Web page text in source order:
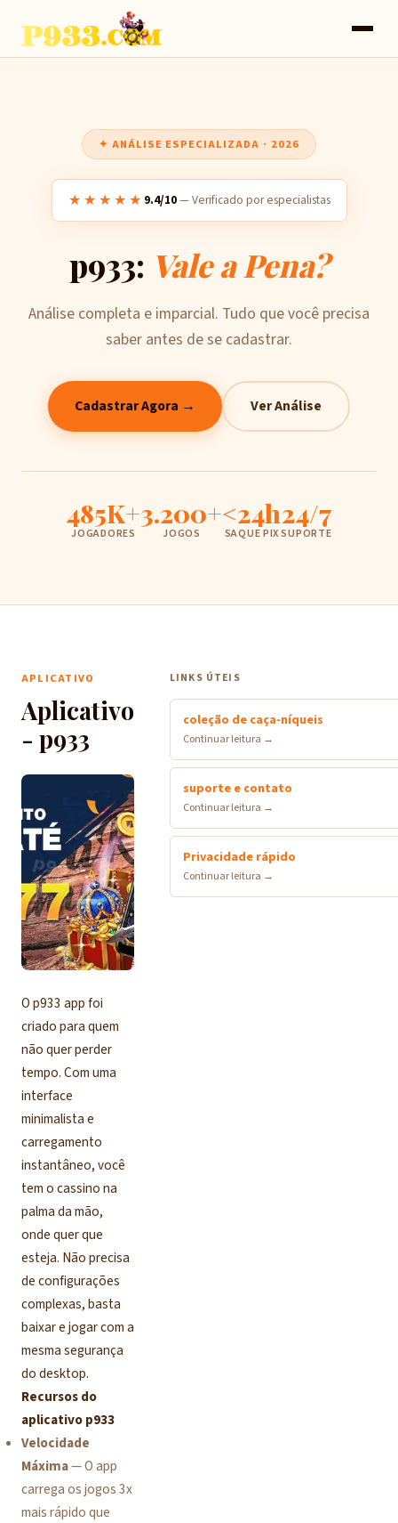
✦ ANÁLISE ESPECIALIZADA · 2026
★★★★★ 9.4/10— Verificado por especialistas
p933: Vale a Pena?
Análise completa e imparcial. Tudo que você precisa
saber antes de se cadastrar.
Cadastrar Agora → Ver Análise
485K+
JOGADORES
3.200+
JOGOS
<24h
SAQUE PIX
24/7
SUPORTE
APLICATIVO
Aplicativo
- p933
O p933 app foi
criado para quem
não quer perder
tempo. Com uma
interface
minimalista e
carregamento
instantâneo, você
tem o cassino na
palma da mão,
onde quer que
esteja. Não precisa
de configurações
complexas, basta
baixar e jogar com a
mesma segurança
do desktop.
Recursos do
aplicativo p933
Velocidade
Máxima— O app
carrega os jogos 3x
mais rápido que
LINKS ÚTEIS
coleção de caça-níqueis
Continuar leitura →
suporte e contato
Continuar leitura →
Privacidade rápido
Continuar leitura →